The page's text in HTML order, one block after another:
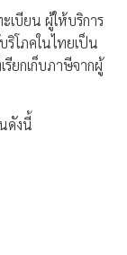
เบียน ผู้ให้บริการ
ริโภคในไทยเป็น
ยกเก็บภาษีจากผู้
ดังนี้